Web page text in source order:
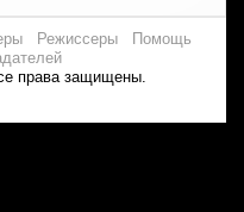
Режиссеры
Помощь
права защищены.